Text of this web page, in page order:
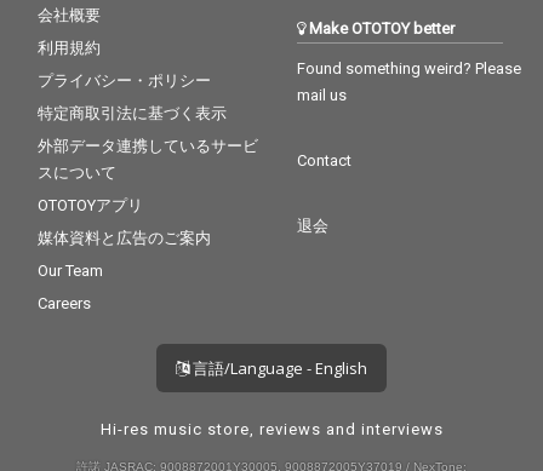
会社概要
利用規約
プライバシー・ポリシー
特定商取引法に基づく表示
外部データ連携しているサービ
スについて
OTOTOYアプリ
媒体資料と広告のご案内
Our Team
Careers
Make OTOTOY better
Found something weird? Please
mail us
Contact
退会
言語/Language - English
Hi-res music store, reviews and interviews
許諾 JASRAC: 9008872001Y30005, 9008872005Y37019 / NexTone: